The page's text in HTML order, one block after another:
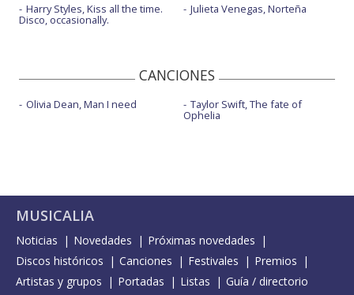
Harry Styles, Kiss all the time.
Disco, occasionally.
Julieta Venegas, Norteña
CANCIONES
Olivia Dean, Man I need Taylor Swift, The fate of
Ophelia
MUSICALIA
Noticias Novedades
Próximas novedades
Discos históricos
Canciones Festivales
Premios
Artistas y grupos
Portadas Listas Guía / directorio